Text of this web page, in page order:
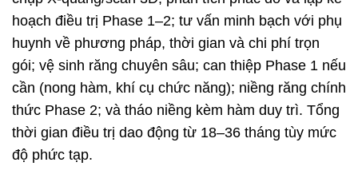
hoạch điều trị Phase 1–2; tư vấn minh bạch với phụ
huynh về phương pháp, thời gian và chi phí trọn
gói; vệ sinh răng chuyên sâu; can thiệp Phase 1 nếu
cần (nong hàm, khí cụ chức năng); niềng răng chính
thức Phase 2; và tháo niềng kèm hàm duy trì. Tổng
thời gian điều trị dao động từ 18–36 tháng tùy mức
độ phức tạp.